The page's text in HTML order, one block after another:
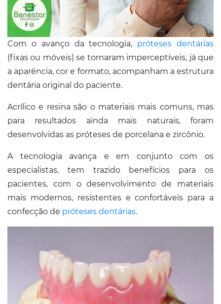
Com o avanço da tecnologia, próteses dentárias
(fixas ou móveis) se tornaram imperceptíveis, já que
a aparência, cor e formato, acompanham a estrutura
dentária original do paciente.
Acrílico e resina são o materiais mais comuns, mas
para resultados ainda mais naturais, foram
desenvolvidas as próteses de porcelana e zircônio.
A tecnologia avança e em conjunto com os
especialistas, tem trazido benefícios para os
pacientes, com o desenvolvimento de materiais
mais modernos, resistentes e confortáveis para a
confecção de próteses dentárias.